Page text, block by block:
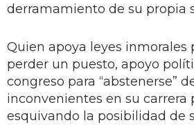
derramamiento de su propia
Quien apoya leyes inmorales
perder un puesto, apoyo
congreso para “abstenerse”
inconvenientes en su carrera
esquivando la posibilidad de